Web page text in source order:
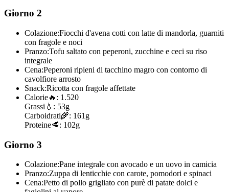
Giorno 2
Colazione:Fiocchi d'avena cotti con latte di mandorla, guarniti
con fragole e noci
Pranzo:Tofu saltato con peperoni, zucchine e ceci su riso
integrale
Cena:Peperoni ripieni di tacchino magro con contorno di
cavolfiore arrosto
Snack:Ricotta con fragole affettate
Calorie🔥: 1.520
Grassi 💧: 53g
Carboidrati🌾: 161g
Proteine🥩: 102g
Giorno 3
Colazione:Pane integrale con avocado e un uovo in camicia
Pranzo:Zuppa di lenticchie con carote, pomodori e spinaci
Cena:Petto di pollo grigliato con purè di patate dolci e